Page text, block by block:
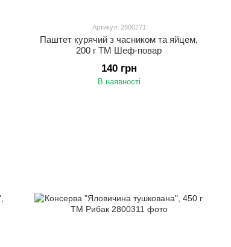
Артикул: 2800271
Паштет курячий з часником та яйцем,
200 г ТМ Шеф-повар
140 грн
В наявності